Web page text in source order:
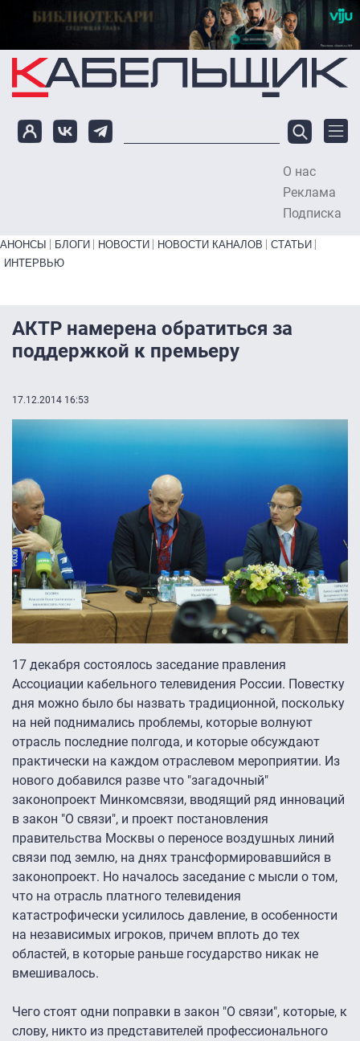
Перейти к основному содержанию
О нас
Реклама
Подписка
Primary links bottom
АНОНСЫ БЛОГИ НОВОСТИ НОВОСТИ КАНАЛОВ
СТАТЬИ
ИНТЕРВЬЮ
АКТР намерена обратиться за
поддержкой к премьеру
17.12.2014 16:53
17 декабря состоялось заседание правления
Ассоциации кабельного телевидения России. Повестку
дня можно было бы назвать традиционной, поскольку
на ней поднимались проблемы, которые волнуют
отрасль последние полгода, и которые обсуждают
практически на каждом отраслевом мероприятии. Из
нового добавился разве что "загадочный"
законопроект Минкомсвязи, вводящий ряд инноваций
в закон "О связи", и проект постановления
правительства Москвы о переносе воздушных линий
связи под землю, на днях трансформировавшийся в
законопроект. Но началось заседание с мысли о том,
что на отрасль платного телевидения
катастрофически усилилось давление, в особенности
на независимых игроков, причем вплоть до тех
областей, в которые раньше государство никак не
вмешивалось.
Чего стоят одни поправки в закон "О связи", которые, к
слову, никто из представителей профессионального